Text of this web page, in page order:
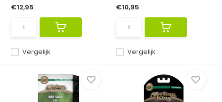
Vergelijk
€12,95
Vergelijk
€10,95